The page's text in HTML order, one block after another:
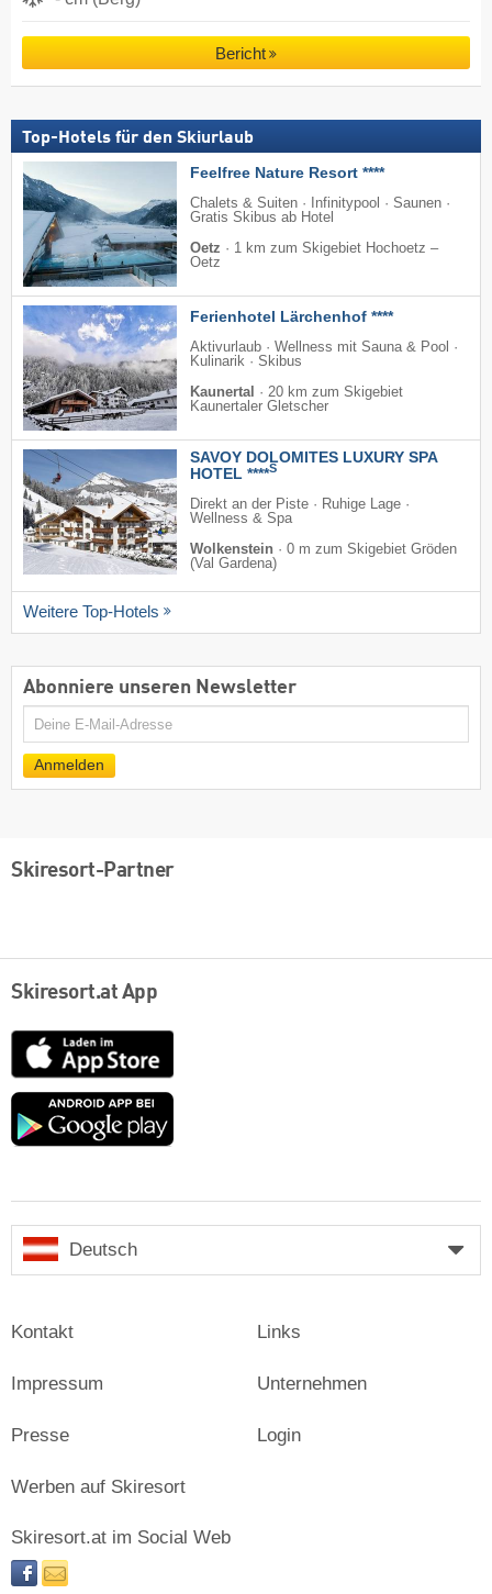
Bericht
Top-Hotels für den Skiurlaub
Feelfree Nature Resort ****
Chalets & Suiten · Infinitypool · Saunen ·
Gratis Skibus ab Hotel
Oetz · 1 km zum Skigebiet Hochoetz –
Oetz
Ferienhotel Lärchenhof ****
Aktivurlaub · Wellness mit Sauna & Pool ·
Kulinarik · Skibus
Kaunertal
· 20 km zum Skigebiet
Kaunertaler Gletscher
SAVOY DOLOMITES LUXURY SPA
HOTEL ****S
Direkt an der Piste · Ruhige Lage ·
Wellness & Spa
Wolkenstein · 0 m zum Skigebiet Gröden
(Val Gardena)
Weitere Top-Hotels
Abonniere unseren Newsletter
E-
Anmelden
Skiresort-Partner
Skiresort.at App
App
Store
Google
Deutsch
Kontakt
Impressum
Presse
Links
Unternehmen
Login
Werben auf Skiresort
Skiresort.at im Social Web
facebooknewsletter